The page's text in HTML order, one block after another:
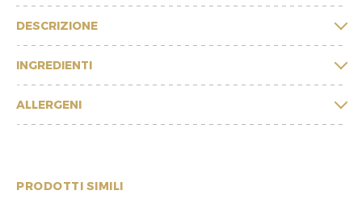
DESCRIZIONE
INGREDIENTI
ALLERGENI
PRODOTTI SIMILI